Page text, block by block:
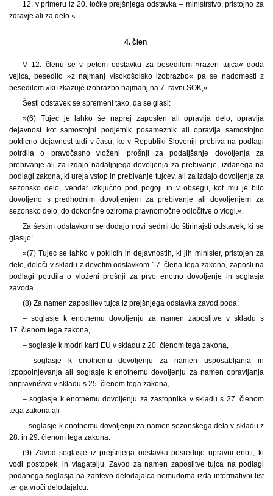
12. v primeru iz 20. točke prejšnjega odstavka – ministrstvo, pristojno za
zdravje ali za delo.«.
4. člen
V 12. členu se v petem odstavku za besedilom »razen tujca« doda
vejica, besedilo »z najmanj visokošolsko izobrazbo« pa se nadomesti z
besedilom »ki izkazuje izobrazbo najmanj na 7. ravni SOK,«.
Šesti odstavek se spremeni tako, da se glasi:
»(6) Tujec je lahko še naprej zaposlen ali opravlja delo, opravlja
dejavnost kot samostojni podjetnik posameznik ali opravlja samostojno
poklicno dejavnost tudi v času, ko v Republiki Sloveniji prebiva na podlagi
potrdila o pravočasno vloženi prošnji za podaljšanje dovoljenja za
prebivanje ali za izdajo nadaljnjega dovoljenja za prebivanje, izdanega na
podlagi zakona, ki ureja vstop in prebivanje tujcev, ali za izdajo dovoljenja za
sezonsko delo, vendar izključno pod pogoji in v obsegu, kot mu je bilo
dovoljeno s predhodnim dovoljenjem za prebivanje ali dovoljenjem za
sezonsko delo, do dokončne oziroma pravnomočne odločitve o vlogi.«.
Za šestim odstavkom se dodajo novi sedmi do štirinajsti odstavek, ki se
glasijo:
»(7) Tujec se lahko v poklicih in dejavnostih, ki jih minister, pristojen za
delo, določi v skladu z devetim odstavkom 17. člena tega zakona, zaposli na
podlagi potrdila o vloženi prošnji za prvo enotno dovoljenje in soglasja
zavoda.
(8) Za namen zaposlitev tujca iz prejšnjega odstavka zavod poda:
– soglasje k enotnemu dovoljenju za namen zaposlitve v skladu s
17. členom tega zakona,
– soglasje k modri karti EU v skladu z 20. členom tega zakona,
– soglasje k enotnemu dovoljenju za namen usposabljanja in
izpopolnjevanja ali soglasje k enotnemu dovoljenju za namen opravljanja
pripravništva v skladu s 25. členom tega zakona,
– soglasje k enotnemu dovoljenju za zastopnika v skladu s 27. členom
tega zakona ali
– soglasje k enotnemu dovoljenju za namen sezonskega dela v skladu z
28. in 29. členom tega zakona.
(9) Zavod soglasje iz prejšnjega odstavka posreduje upravni enoti, ki
vodi postopek, in vlagatelju. Zavod za namen zaposlitve tujca na podlagi
podanega soglasja na zahtevo delodajalca nemudoma izda informativni list
ter ga vroči delodajalcu.